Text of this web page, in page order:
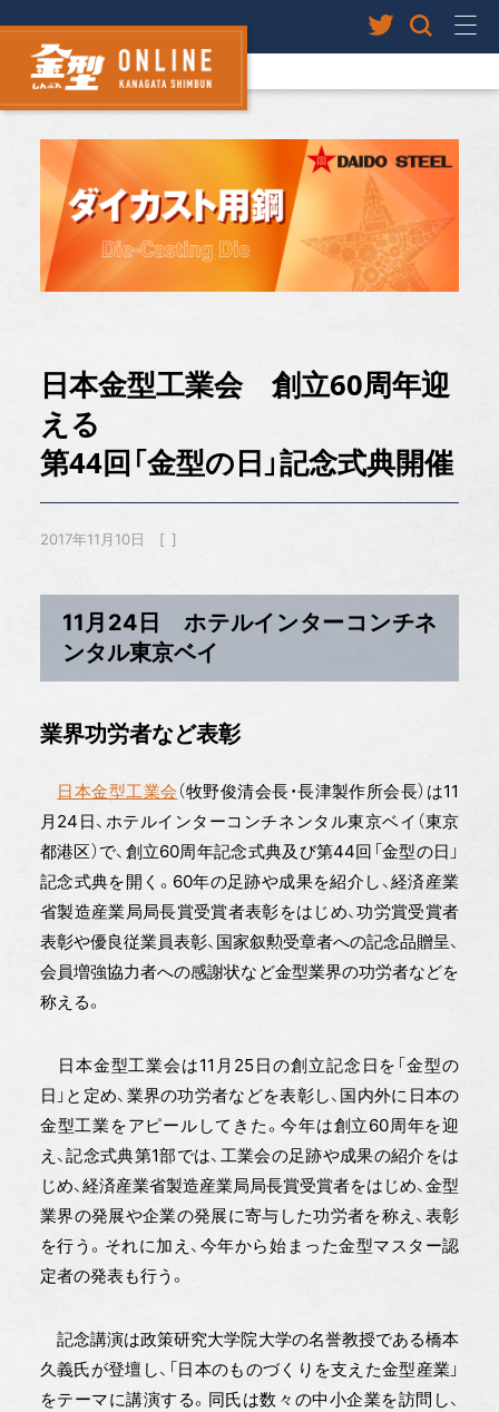
日本金型工業会 創立60周年迎
える
第44回「金型の日」記念式典開催
2017年11月10日
11月24日 ホテルインターコンチネ
ンタル東京ベイ
業界功労者など表彰
日本金型工業会 （牧野俊清会長・長津製作所会長）は11
月24日、ホテルインターコンチネンタル東京ベイ（東京
都港区）で、創立60周年記念式典及び第44回「金型の日」
記念式典を開く。60年の足跡や成果を紹介し、経済産業
省製造産業局局長賞受賞者表彰をはじめ、功労賞受賞者
表彰や優良従業員表彰、国家叙勲受章者への記念品贈呈、
会員増強協力者への感謝状など金型業界の功労者などを
称える。
日本金型工業会は11月25日の創立記念日を「金型の
日」と定め、業界の功労者などを表彰し、国内外に日本の
金型工業をアピールしてきた。今年は創立60周年を迎
え、記念式典第1部では、工業会の足跡や成果の紹介をは
じめ、経済産業省製造産業局局長賞受賞者をはじめ、金型
業界の発展や企業の発展に寄与した功労者を称え、表彰
を行う。それに加え、今年から始まった金型マスター認
定者の発表も行う。
記念講演は政策研究大学院大学の名誉教授である橋本
久義氏が登壇し、「日本のものづくりを支えた金型産業」
をテーマに講演する。同氏は数々の中小企業を訪問し、